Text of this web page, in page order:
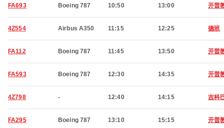
FA693 Boeing 787 10:50 13:00 开普
4Z554 Airbus A350 11:15 12:25 德班
FA112 Boeing 787 11:45 13:50 开普
FA593 Boeing 787 12:30 14:35 开普
4Z798 - 12:40 14:15 吉科
FA295 Boeing 787 13:10 15:15 开普